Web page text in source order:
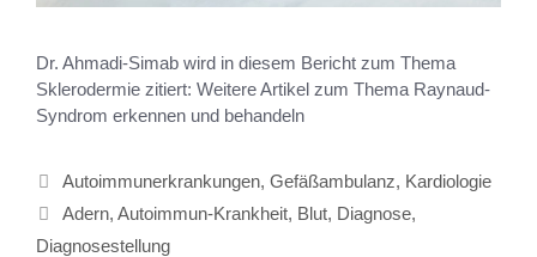
Dr. Ahmadi-Simab wird in diesem Bericht zum Thema
Sklerodermie zitiert: Weitere Artikel zum Thema Raynaud-
Syndrom erkennen und behandeln
Autoimmunerkrankungen, Gefäßambulanz, Kardiologie
Adern, Autoimmun-Krankheit, Blut, Diagnose,
Diagnosestellung